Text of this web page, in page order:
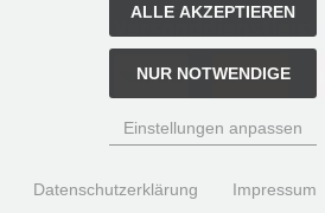
Versanddienstleister
ALLE AKZEPTIEREN
NUR NOTWENDIGE
Einstellungen anpassen
Datenschutzerklärung Impressum